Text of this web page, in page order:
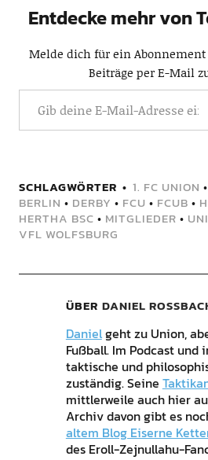
Entdecke mehr von
Melde dich für ein
Beiträge per E-Mail
SCHLAGWÖRTER 1. FC UNION •
BERLIN • DERBY • FCU • FCUB •
HERTHA BSC • MITGLIEDER •
VFL WOLFSBURG
ÜBER DANIEL ROSSBACH
Danielgeht zu Union,
Fußball. Im Podcast
taktische und
zuständig. Seine
mittlerweile auch hier
Archiv davon gibt es
altem Blog Eiserne
des Eroll-Zejnullahu-